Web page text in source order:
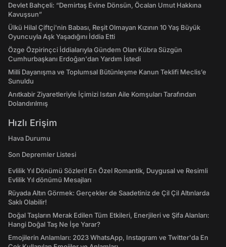
Devlet Bahçeli: “Demirtaş Evine Dönsün, Öcalan Umut Hakkına
Kavuşsun”
Ülkü Hilal Çiftçi'nin Babası, Reşit Olmayan Kızının 10 Yaş Büyük
Oyuncuyla Aşk Yaşadığını İddia Etti
Özge Özpirinçci İddialarıyla Gündem Olan Kübra Süzgün
Cumhurbaşkanı Erdoğan'dan Yardım İstedi
Milli Dayanışma ve Toplumsal Bütünleşme Kanun Teklifi Meclis’e
Sunuldu
Anıtkabir Ziyaretleriyle İçimizi Isıtan Aile Komşuları Tarafından
Dolandırılmış
Hızlı Erişim
Hava Durumu
Son Depremler Listesi
Evlilik Yıl Dönümü Sözleri! En Özel Romantik, Duygusal ve Resimli
Evlilik Yıl dönümü Mesajları
Rüyada Altın Görmek: Gerçekler de Saadetiniz de Çil Çil Altınlarda
Saklı Olabilir!
Doğal Taşların Merak Edilen Tüm Etkileri, Enerjileri ve Şifa Alanları:
Hangi Doğal Taş Ne İşe Yarar?
Emojilerin Anlamları: 2023 WhatsApp, Instagram ve Twitter'da En